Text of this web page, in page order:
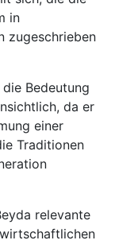
in
zugeschrieben
Bedeutung
da er
einer
Traditionen
relevante